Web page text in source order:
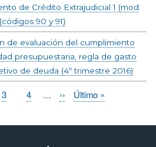
de Crédito Extrajudicial 1 (mod
90 y 91)
de evaluación del cumplimiento
presupuestaria, regla de gasto
de deuda (4º trimestre 2016)
Page
3 Page
4 …
Siguiente
››
Última
Último »